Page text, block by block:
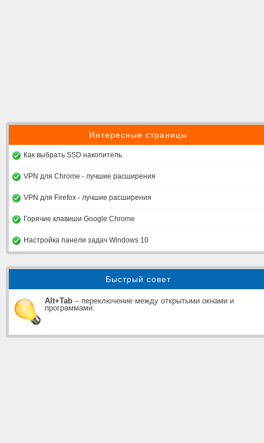
Интересные страницы
Как выбрать SSD накопитель
VPN для Chrome - лучшие расширения
VPN для Firefox - лучшие расширения
Горячие клавиши Google Chrome
Настройка панели задач Windows 10
Быстрый совет
Alt+Tab – переключение между открытыми окнами и
программами.